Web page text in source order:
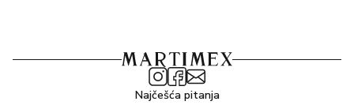
Najčešća pitanja